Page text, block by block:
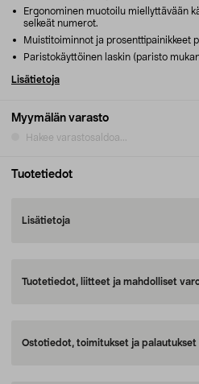
Myymälän varasto
Hakee varastosaldoa...
Ergonominen muotoilu miellyttävään
selkeät numerot.
Muistitoiminnot ja prosenttipainikkeet
Paristokäyttöinen laskin (paristo
Lisätietoja
Tuotetiedot
Lisätietoja
Tuotetiedot, liitteet ja mahdolliset
Ostotiedot, toimitukset ja palautukset